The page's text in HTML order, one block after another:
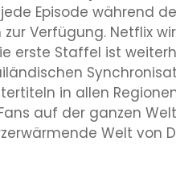
Episode während
Verfügung. Netflix
erste Staffel ist
in allen
auf der ganzen
Welt von